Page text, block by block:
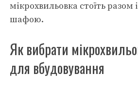
мікрохвильовка стоїть разом
шафою.
Як вибрати
для вбудовування